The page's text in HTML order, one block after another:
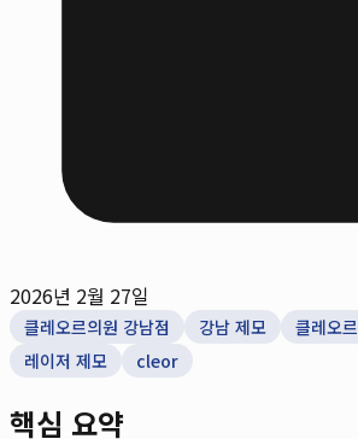
2026년 2월 27일
클레오르의원 강남점 강남 제모 클레오르
레이저 제모
cleor
핵심 요약